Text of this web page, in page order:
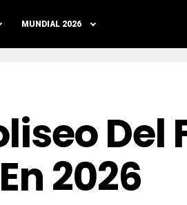
MUNDIAL 2026
Del
2026